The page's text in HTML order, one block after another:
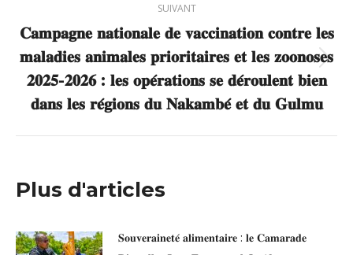
SUIVANT
Article
suivant
:
𝐂𝐚𝐦𝐩𝐚𝐠𝐧𝐞 𝐧𝐚𝐭𝐢𝐨𝐧𝐚𝐥𝐞 𝐝𝐞 𝐯𝐚𝐜𝐜𝐢𝐧𝐚𝐭𝐢𝐨𝐧 𝐜𝐨𝐧𝐭𝐫𝐞 𝐥𝐞𝐬
𝐦𝐚𝐥𝐚𝐝𝐢𝐞𝐬 𝐚𝐧𝐢𝐦𝐚𝐥𝐞𝐬 𝐩𝐫𝐢𝐨𝐫𝐢𝐭𝐚𝐢𝐫𝐞𝐬 𝐞𝐭 𝐥𝐞𝐬 𝐳𝐨𝐨𝐧𝐨𝐬𝐞𝐬
𝟐𝟎𝟐𝟓-𝟐𝟎𝟐𝟔 : 𝐥𝐞𝐬 𝐨𝐩𝐞́𝐫𝐚𝐭𝐢𝐨𝐧𝐬 𝐬𝐞 𝐝𝐞́𝐫𝐨𝐮𝐥𝐞𝐧𝐭 𝐛𝐢𝐞𝐧
𝐝𝐚𝐧𝐬 𝐥𝐞𝐬 𝐫𝐞́𝐠𝐢𝐨𝐧𝐬 𝐝𝐮 𝐍𝐚𝐤𝐚𝐦𝐛𝐞́ 𝐞𝐭 𝐝𝐮 𝐆𝐮𝐥𝐦𝐮
Plus d'articles
𝐒𝐨𝐮𝐯𝐞𝐫𝐚𝐢𝐧𝐞𝐭𝐞́ 𝐚𝐥𝐢𝐦𝐞𝐧𝐭𝐚𝐢𝐫𝐞 : 𝐥𝐞 𝐂𝐚𝐦𝐚𝐫𝐚𝐝𝐞